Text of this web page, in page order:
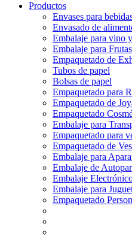
Productos
Envases para
Envasado de
Embalaje para vino
Embalaje para
Empaquetado de
Tubos de papel
Bolsas de papel
Empaquetado para
Empaquetado de
Empaquetado
Embalaje para
Empaquetado para
Empaquetado de
Embalaje para
Embalaje de
Embalaje
Embalaje para
Empaquetado